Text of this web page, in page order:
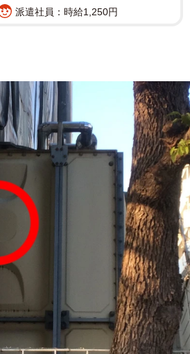
派遣社員：時給1,250円